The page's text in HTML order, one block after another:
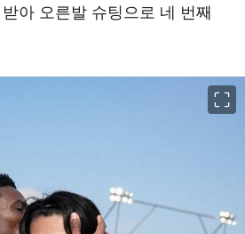
아 오른발 슈팅으로 네 번째